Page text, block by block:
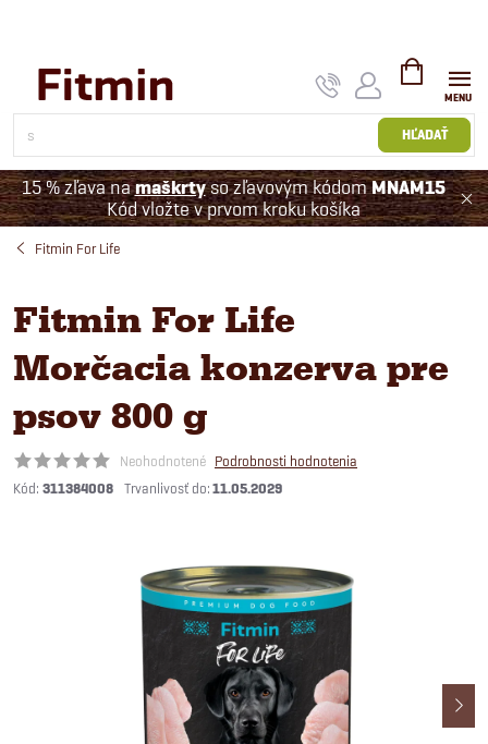
HĽADAŤ
NÁKUPNÝ
KOŠÍK
15 % zľava namaškrtyso zľavovým kódomMNAM15
Kód vložte v prvom kroku košíka
Fitmin For Life
Fitmin For Life
Morčacia konzerva pre
psov 800 g
Neohodnotené Podrobnosti hodnotenia
Kód: 311384008 11.05.2029